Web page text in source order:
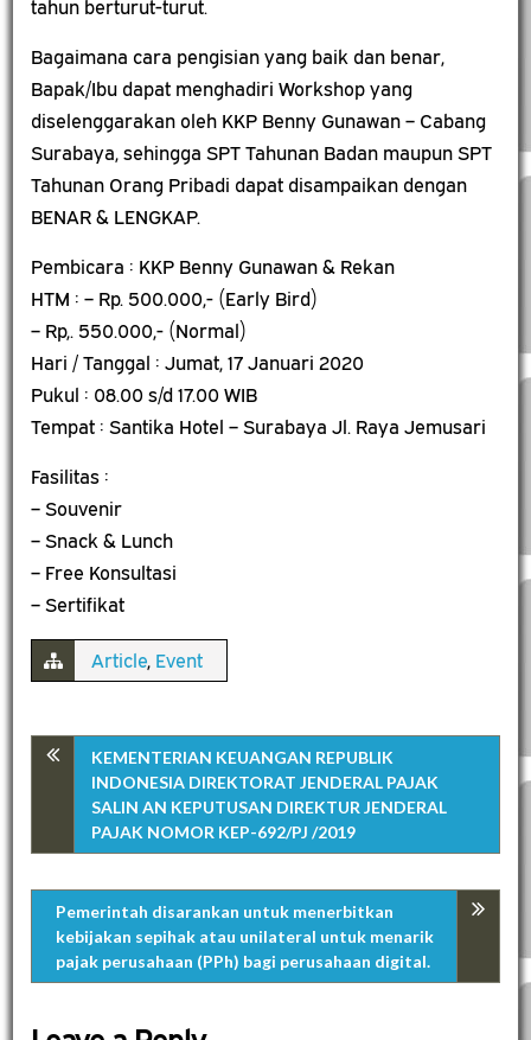
tahun berturut-turut.
Bagaimana cara pengisian yang baik dan benar,
Bapak/Ibu dapat menghadiri Workshop yang
diselenggarakan oleh KKP Benny Gunawan – Cabang
Surabaya, sehingga SPT Tahunan Badan maupun SPT
Tahunan Orang Pribadi dapat disampaikan dengan
BENAR & LENGKAP.
Pembicara : KKP Benny Gunawan & Rekan
HTM : – Rp. 500.000,- (Early Bird)
– Rp,. 550.000,- (Normal)
Hari / Tanggal : Jumat, 17 Januari 2020
Pukul : 08.00 s/d 17.00 WIB
Tempat : Santika Hotel – Surabaya Jl. Raya Jemusari
Fasilitas :
– Souvenir
– Snack & Lunch
– Free Konsultasi
– Sertifikat
Article, Event
KEMENTERIAN KEUANGAN REPUBLIK
INDONESIA DIREKTORAT JENDERAL PAJAK
SALIN AN KEPUTUSAN DIREKTUR JENDERAL
PAJAK NOMOR KEP-692/PJ /2019
Pemerintah disarankan untuk menerbitkan
kebijakan sepihak atau unilateral untuk menarik
pajak perusahaan (PPh) bagi perusahaan digital.